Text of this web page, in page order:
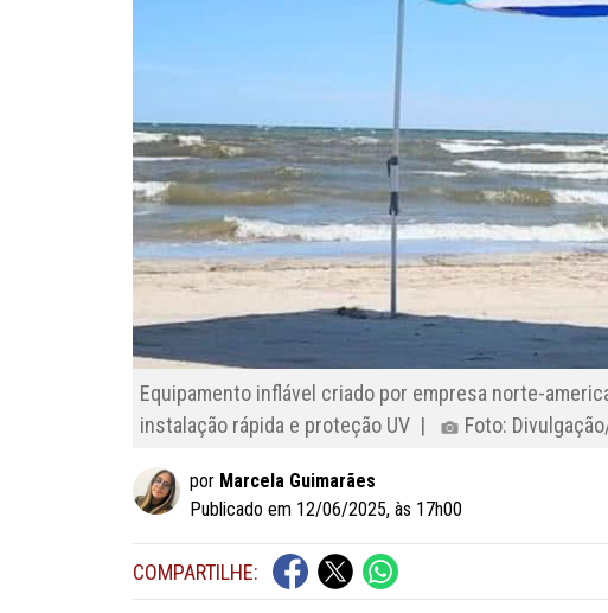
Equipamento inflável criado por empresa norte-
instalação rápida e proteção UV |
Foto:
por Marcela Guimarães
Publicado em 12/06/2025, às 17h00
COMPARTILHE: